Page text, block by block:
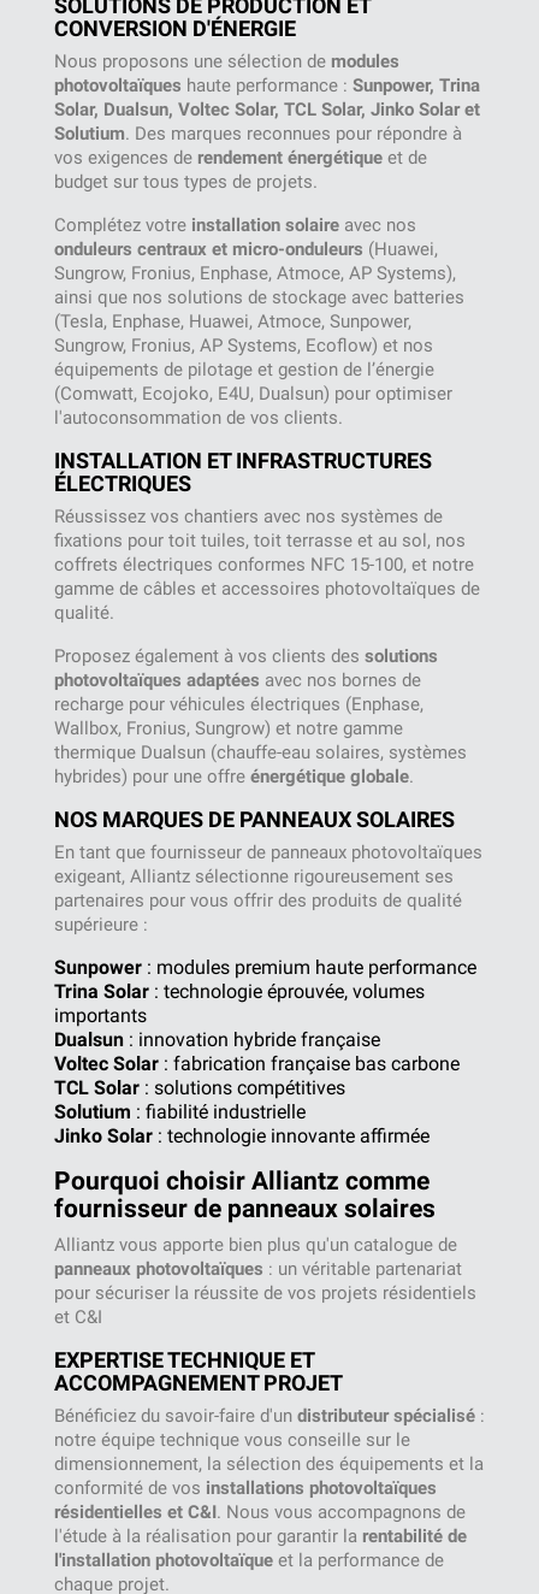
SOLUTIONS DE PRODUCTION ET
CONVERSION D'ÉNERGIE
Nous proposons une sélection de modules
photovoltaïques haute performance : Sunpower, Trina
Solar, Dualsun, Voltec Solar, TCL Solar, Jinko Solar et
Solutium. Des marques reconnues pour répondre à
vos exigences de rendement énergétique et de
budget sur tous types de projets.
Complétez votre installation solaire avec nos
onduleurs centraux et micro-onduleurs (Huawei,
Sungrow, Fronius, Enphase, Atmoce, AP Systems),
ainsi que nos solutions de stockage avec batteries
(Tesla, Enphase, Huawei, Atmoce, Sunpower,
Sungrow, Fronius, AP Systems, Ecoflow) et nos
équipements de pilotage et gestion de l’énergie
(Comwatt, Ecojoko, E4U, Dualsun) pour optimiser
l'autoconsommation de vos clients.
INSTALLATION ET INFRASTRUCTURES
ÉLECTRIQUES
Réussissez vos chantiers avec nos systèmes de
fixations pour toit tuiles, toit terrasse et au sol, nos
coffrets électriques conformes NFC 15-100, et notre
gamme de câbles et accessoires photovoltaïques de
qualité.
Proposez également à vos clients des solutions
photovoltaïques adaptées avec nos bornes de
recharge pour véhicules électriques (Enphase,
Wallbox, Fronius, Sungrow) et notre gamme
thermique Dualsun (chauffe-eau solaires, systèmes
hybrides) pour une offre énergétique globale.
NOS MARQUES DE PANNEAUX SOLAIRES
En tant que fournisseur de panneaux photovoltaïques
exigeant, Alliantz sélectionne rigoureusement ses
partenaires pour vous offrir des produits de qualité
supérieure :
Sunpower : modules premium haute performance
Trina Solar : technologie éprouvée, volumes
importants
Dualsun : innovation hybride française
Voltec Solar : fabrication française bas carbone
TCL Solar : solutions compétitives
Solutium : fiabilité industrielle
Jinko Solar : technologie innovante affirmée
Pourquoi choisir Alliantz comme
fournisseur de panneaux solaires
Alliantz vous apporte bien plus qu'un catalogue de
panneaux photovoltaïques : un véritable partenariat
pour sécuriser la réussite de vos projets résidentiels
et C&I
EXPERTISE TECHNIQUE ET
ACCOMPAGNEMENT PROJET
Bénéficiez du savoir-faire d'un distributeur spécialisé :
notre équipe technique vous conseille sur le
dimensionnement, la sélection des équipements et la
conformité de vos installations photovoltaïques
résidentielles et C&I. Nous vous accompagnons de
l'étude à la réalisation pour garantir la rentabilité de
l'installation photovoltaïque et la performance de
chaque projet.